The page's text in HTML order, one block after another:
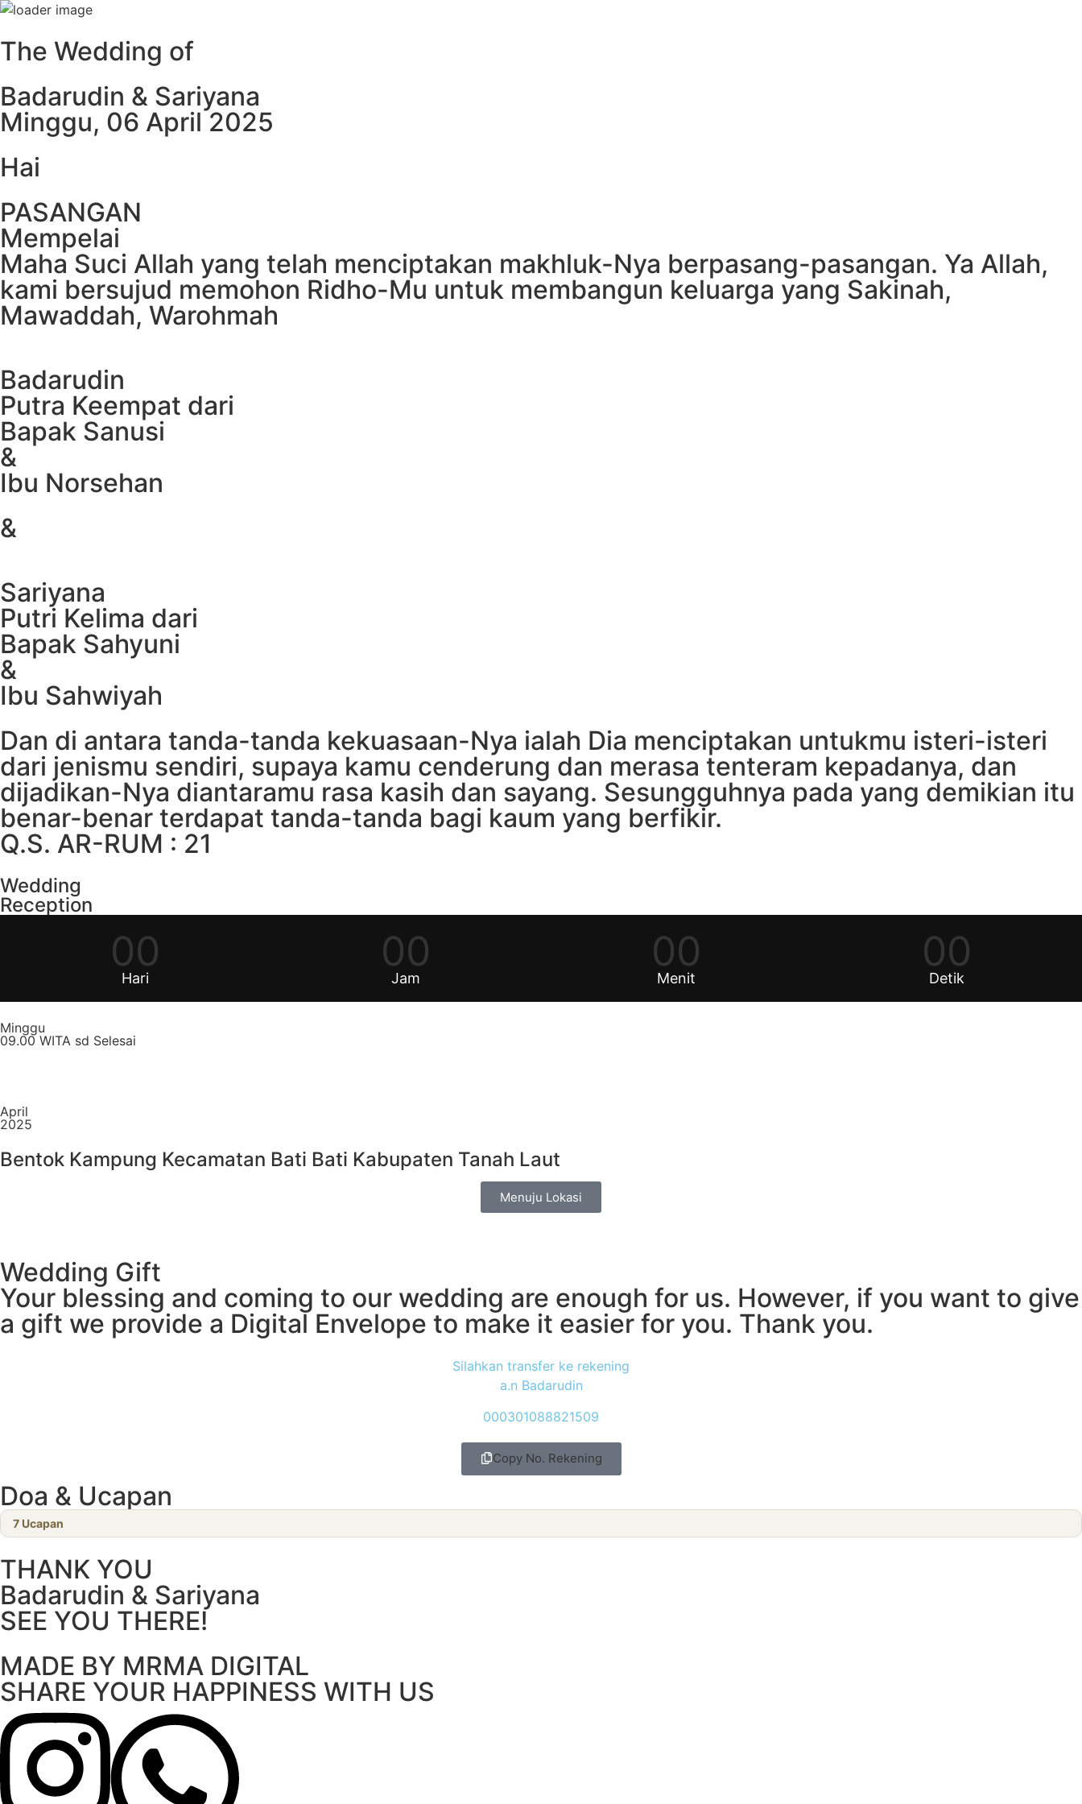
The Wedding of
Badarudin & Sariyana
Minggu, 06 April 2025
Hai
PASANGAN
Mempelai
Maha Suci Allah yang telah menciptakan makhluk-Nya berpasang-pasangan. Ya Allah,
kami bersujud memohon Ridho-Mu untuk membangun keluarga yang Sakinah,
Mawaddah, Warohmah
Badarudin
Putra Keempat dari
Bapak Sanusi
&
Ibu Norsehan
&
Sariyana
Putri Kelima dari
Bapak Sahyuni
&
Ibu Sahwiyah
Dan di antara tanda-tanda kekuasaan-Nya ialah Dia menciptakan untukmu isteri-isteri
dari jenismu sendiri, supaya kamu cenderung dan merasa tenteram kepadanya, dan
dijadikan-Nya diantaramu rasa kasih dan sayang. Sesungguhnya pada yang demikian itu
benar-benar terdapat tanda-tanda bagi kaum yang berfikir.
Q.S. AR-RUM : 21
Wedding
Reception
00
Hari
00
Jam
00
Menit
00
Detik
Minggu
09.00 WITA sd Selesai
April
2025
Bentok Kampung Kecamatan Bati Bati Kabupaten Tanah Laut
Menuju Lokasi
Wedding Gift
Your blessing and coming to our wedding are enough for us. However, if you want to give
a gift we provide a Digital Envelope to make it easier for you. Thank you.
Silahkan transfer ke rekening
a.n Badarudin
000301088821509
Copy No. Rekening
Doa & Ucapan
7 Ucapan
THANK YOU
Badarudin & Sariyana
SEE YOU THERE!
MADE BY MRMA DIGITAL
SHARE YOUR HAPPINESS WITH US